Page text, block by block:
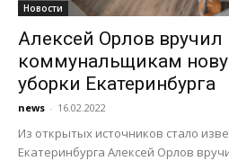
Новости
Алексей Орлов вручил
коммунальщикам
уборки Екатеринбурга
news - 16.02.2022
Из открытых источников стало
Екатеринбурга Алексей Орлов